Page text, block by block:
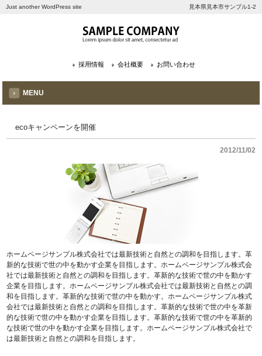
Just another WordPress site 見本県見本市サンプル1-2
採用情報 会社概要 お問い合わせ
MENU
ecoキャンペーンを開催
2012/11/02
ホームページサンプル株式会社では最新技術と自然との調和を目指します。革
新的な技術で世の中を動かす企業を目指します。ホームページサンプル株式会
社では最新技術と自然との調和を目指します。革新的な技術で世の中を動かす
企業を目指します。ホームページサンプル株式会社では最新技術と自然との調
和を目指します。革新的な技術で世の中を動かす。ホームページサンプル株式
会社では最新技術と自然との調和を目指します。革新的な技術で世の中を革新
的な技術で世の中を動かす企業を目指します。革新的な技術で世の中を革新的
な技術で世の中を動かす企業を目指します。ホームページサンプル株式会社で
は最新技術と自然との調和を目指します。